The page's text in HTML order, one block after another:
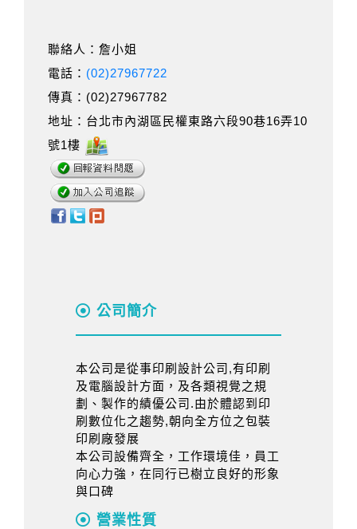
聯絡人：詹小姐
電話： (02)27967722
傳真：(02)27967782
地址：台北市內湖區民權東路六段90巷16弄10
號1樓
公司簡介
本公司是從事印刷設計公司,有印刷
及電腦設計方面，及各類視覺之規
劃、製作的績優公司.由於體認到印
刷數位化之趨勢,朝向全方位之包裝
印刷廠發展
本公司設備齊全，工作環境佳，員工
向心力強，在同行已樹立良好的形象
與口碑
營業性質